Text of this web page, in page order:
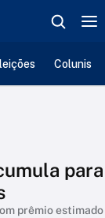
para
prêmio estimado